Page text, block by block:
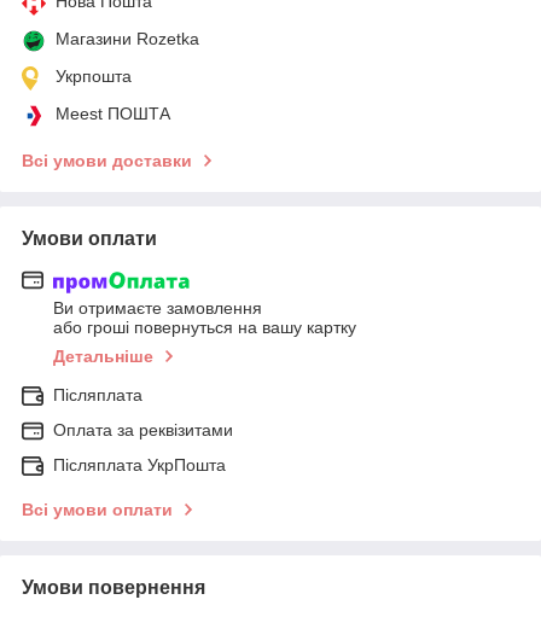
Магазини Rozetka
Укрпошта
Meest ПОШТА
Всі умови доставки
Умови оплати
Ви отримаєте замовлення
або гроші повернуться на вашу картку
Детальніше
Післяплата
Оплата за реквізитами
Післяплата УкрПошта
Всі умови оплати
Умови повернення